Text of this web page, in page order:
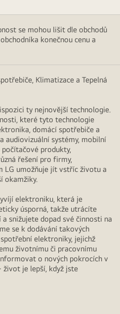
se mohou lišit dle obchodů
konečnou cenu a
Klimatizace a Tepelná
ty nejnovější technologie.
které tyto technologie
domácí spotřebiče a
audiovizuální systémy, mobilní
produkty,
řešení pro firmy,
LG umožňuje jít vstříc životu a
okamžiky.
elektroniku, která je
úsporná, takže utrácíte
snižujete dopad své činnosti na
se k dodávání takových
elektroniky, jejichž
životnímu či pracovnímu
o nových pokrocích v
život je lepší, když jste